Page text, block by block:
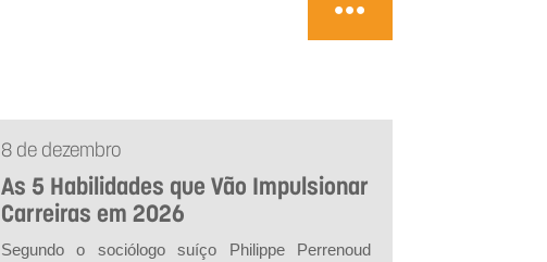
8 de dezembro
As 5 Habilidades que Vão Impulsionar
Carreiras em 2026
Segundo o sociólogo suíço Philippe Perrenoud